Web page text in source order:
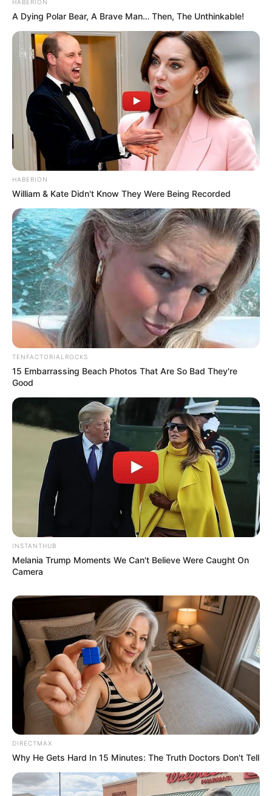
HABERION
A Dying Polar Bear, A Brave Man… Then, The Unthinkable!
HABERION
William & Kate Didn't Know They Were Being Recorded
TENFACTORIALROCKS
15 Embarrassing Beach Photos That Are So Bad They're
Good
INSTANTHUB
Melania Trump Moments We Can't Believe Were Caught On
Camera
DIRECTMAX
Why He Gets Hard In 15 Minutes: The Truth Doctors Don't Tell